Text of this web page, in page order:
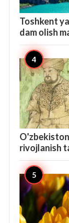
Toshkent
dam olish
rivojlanish